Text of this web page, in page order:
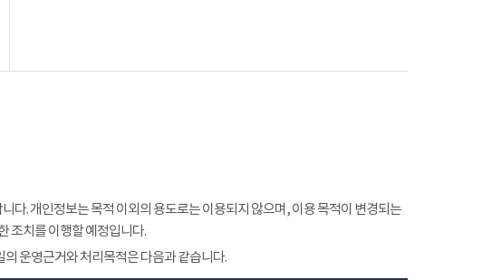
다. 개인정보는 목적 이외의 용도로는 이용되지 않으며, 이용 목적이 변경되는
조치를 이행할 예정입니다.
운영근거와 처리목적은 다음과 같습니다.